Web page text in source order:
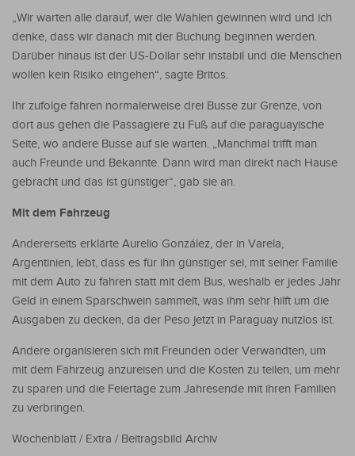
„Wir warten alle darauf, wer die Wahlen gewinnen wird und ich
denke, dass wir danach mit der Buchung beginnen werden.
Darüber hinaus ist der US-Dollar sehr instabil und die Menschen
wollen kein Risiko eingehen“, sagte Britos.
Ihr zufolge fahren normalerweise drei Busse zur Grenze, von
dort aus gehen die Passagiere zu Fuß auf die paraguayische
Seite, wo andere Busse auf sie warten. „Manchmal trifft man
auch Freunde und Bekannte. Dann wird man direkt nach Hause
gebracht und das ist günstiger“, gab sie an.
Mit dem Fahrzeug
Andererseits erklärte Aurelio González, der in Varela,
Argentinien, lebt, dass es für ihn günstiger sei, mit seiner Familie
mit dem Auto zu fahren statt mit dem Bus, weshalb er jedes Jahr
Geld in einem Sparschwein sammelt, was ihm sehr hilft um die
Ausgaben zu decken, da der Peso jetzt in Paraguay nutzlos ist.
Andere organisieren sich mit Freunden oder Verwandten, um
mit dem Fahrzeug anzureisen und die Kosten zu teilen, um mehr
zu sparen und die Feiertage zum Jahresende mit ihren Familien
zu verbringen.
Wochenblatt / Extra / Beitragsbild Archiv